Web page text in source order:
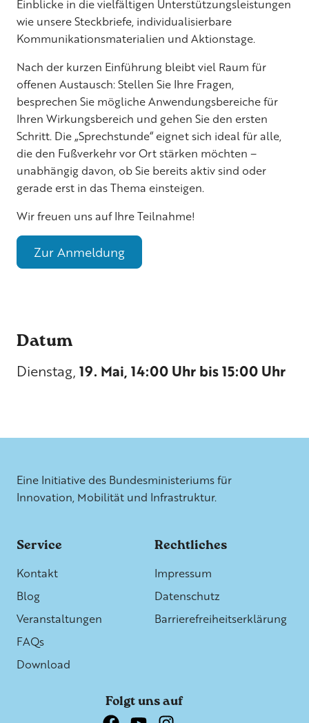
Einblicke in die vielfältigen Unterstützungsleistungen
wie unsere Steckbriefe, individualisierbare
Kommunikationsmaterialien und Aktionstage.
Nach der kurzen Einführung bleibt viel Raum für
offenen Austausch: Stellen Sie Ihre Fragen,
besprechen Sie mögliche Anwendungsbereiche für
Ihren Wirkungsbereich und gehen Sie den ersten
Schritt. Die „Sprechstunde“ eignet sich ideal für alle,
die den Fußverkehr vor Ort stärken möchten –
unabhängig davon, ob Sie bereits aktiv sind oder
gerade erst in das Thema einsteigen.
Wir freuen uns auf Ihre Teilnahme!
Zur Anmeldung
Datum
Dienstag, 19. Mai, 14:00 Uhr bis 15:00 Uhr
Eine Initiative des Bundesministeriums für
Innovation, Mobilität und Infrastruktur.
Service
Kontakt
Blog
Veranstaltungen
FAQs
Download
Rechtliches
Impressum
Datenschutz
Barrierefreiheitserklärung
Folgt uns auf